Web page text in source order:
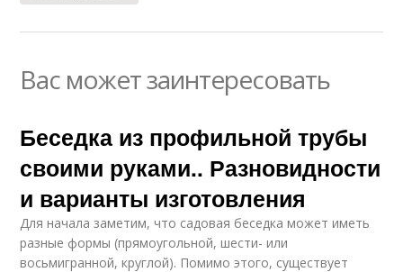
Вас может заинтересовать
Беседка из профильной трубы
своими руками.. Разновидности
и варианты изготовления
Для начала заметим, что садовая беседка может иметь
разные формы (прямоугольной, шести- или
восьмигранной, круглой). Помимо этого, существует